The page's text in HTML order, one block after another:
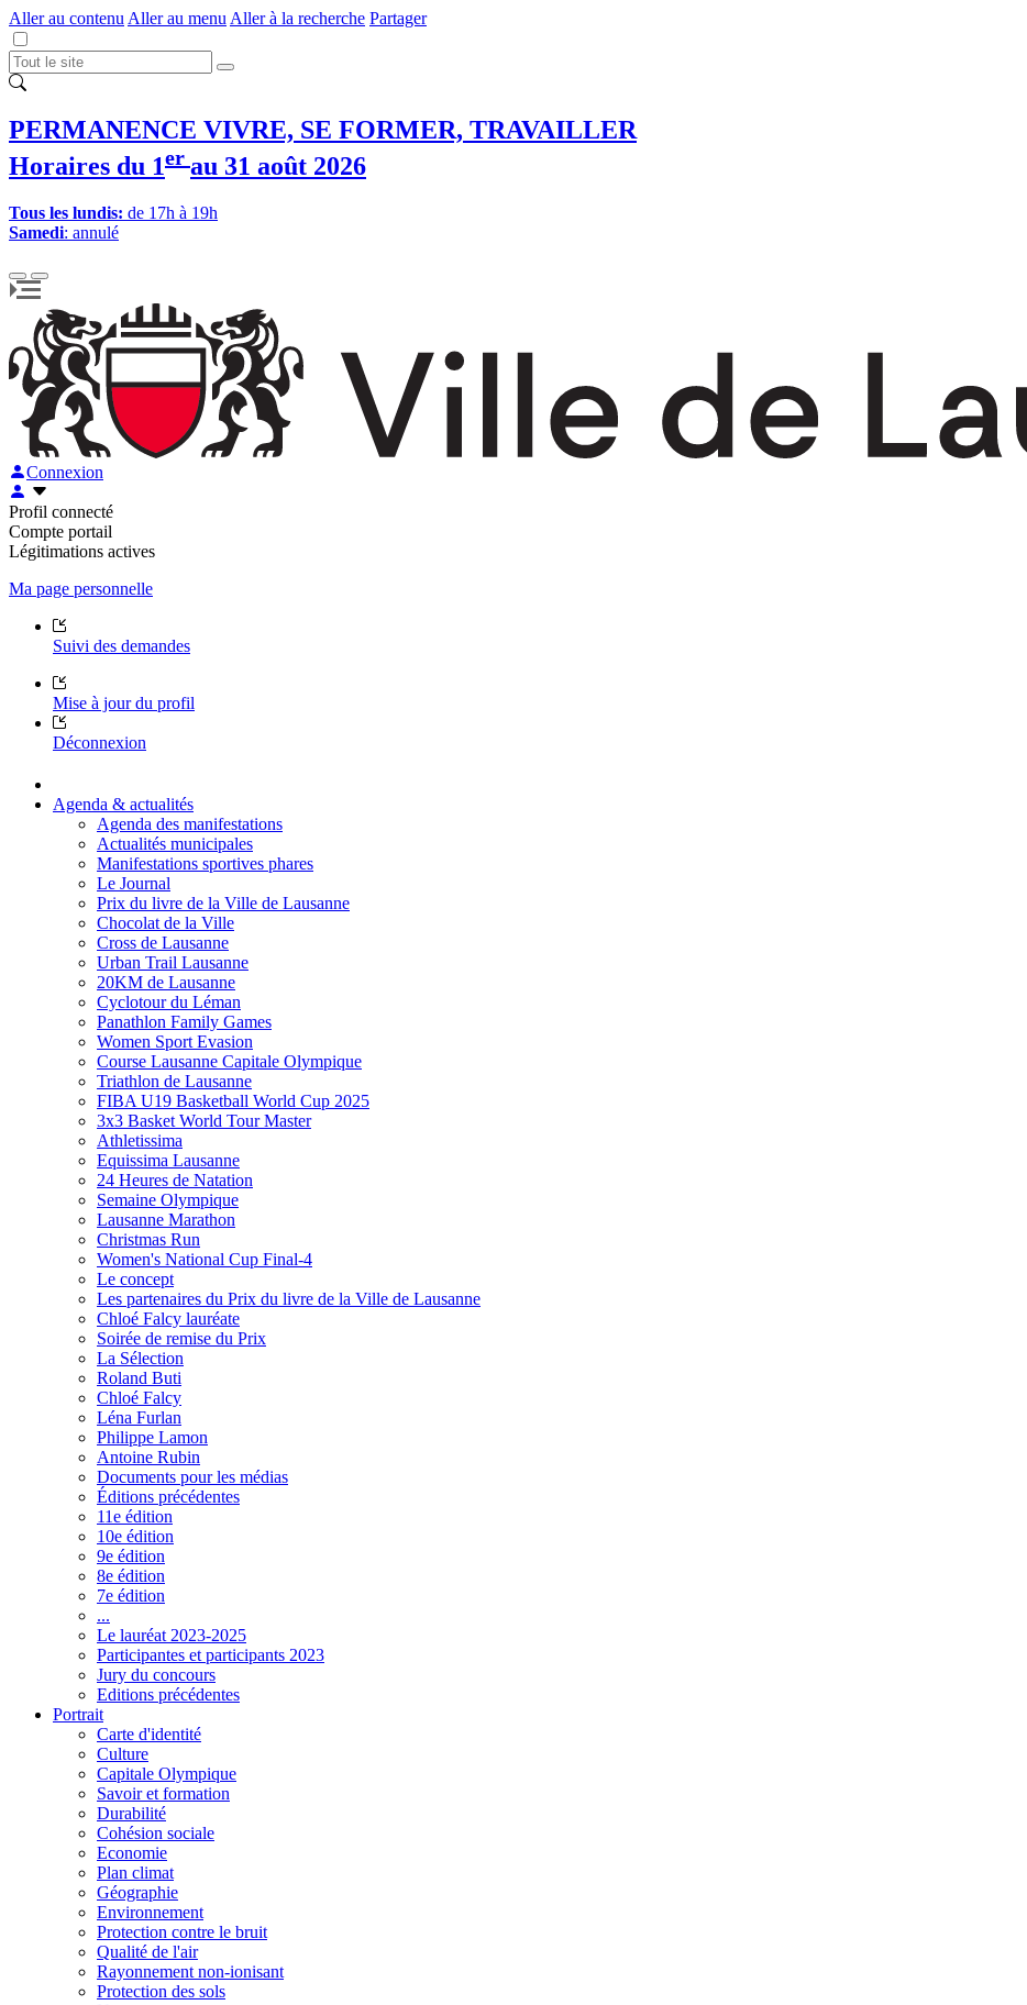
Aller au contenu Aller au menu Aller à la recherche Partager
PERMANENCE VIVRE, SE FORMER, TRAVAILLER
Horaires du 1er au 31 août 2026
Tous les lundis: de 17h à 19h
Samedi: annulé
Connexion
Profil connecté
Compte portail
Légitimations actives
Ma page personnelle
Suivi des demandes
Mise à jour du profil
Déconnexion
Agenda & actualités
Agenda des manifestations
Actualités municipales
Manifestations sportives phares
Le Journal
Prix du livre de la Ville de Lausanne
Chocolat de la Ville
Cross de Lausanne
Urban Trail Lausanne
20KM de Lausanne
Cyclotour du Léman
Panathlon Family Games
Women Sport Evasion
Course Lausanne Capitale Olympique
Triathlon de Lausanne
FIBA U19 Basketball World Cup 2025
3x3 Basket World Tour Master
Athletissima
Equissima Lausanne
24 Heures de Natation
Semaine Olympique
Lausanne Marathon
Christmas Run
Women's National Cup Final-4
Le concept
Les partenaires du Prix du livre de la Ville de Lausanne
Chloé Falcy lauréate
Soirée de remise du Prix
La Sélection
Roland Buti
Chloé Falcy
Léna Furlan
Philippe Lamon
Antoine Rubin
Documents pour les médias
Éditions précédentes
11e édition
10e édition
9e édition
8e édition
7e édition
...
Le lauréat 2023-2025
Participantes et participants 2023
Jury du concours
Editions précédentes
Portrait
Carte d'identité
Culture
Capitale Olympique
Savoir et formation
Durabilité
Cohésion sociale
Economie
Plan climat
Géographie
Environnement
Protection contre le bruit
Qualité de l'air
Rayonnement non-ionisant
Protection des sols